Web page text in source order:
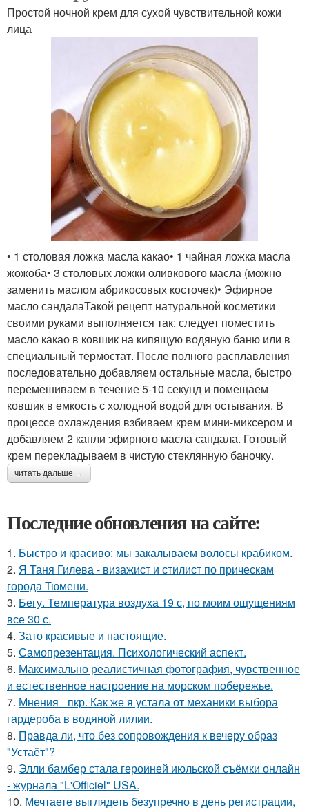
Простой ночной крем для сухой чувствительной кожи
лица
• 1 столовая ложка масла какао• 1 чайная ложка масла
жожоба• 3 столовых ложки оливкового масла (можно
заменить маслом абрикосовых косточек)• Эфирное
масло сандалаТакой рецепт натуральной косметики
своими руками выполняется так: следует поместить
масло какао в ковшик на кипящую водяную баню или в
специальный термостат. После полного расплавления
последовательно добавляем остальные масла, быстро
перемешиваем в течение 5-10 секунд и помещаем
ковшик в емкость с холодной водой для остывания. В
процессе охлаждения взбиваем крем мини-миксером и
добавляем 2 капли эфирного масла сандала. Готовый
крем перекладываем в чистую стеклянную баночку.
читать дальше →
Последние обновления на сайте:
1. Быстро и красиво: мы закалываем волосы крабиком.
2. Я Таня Гилева - визажист и стилист по прическам
города Тюмени.
3. Бегу. Температура воздуха 19 с, по моим ощущениям
все 30 с.
4. Зато красивые и настоящие.
5. Самопрезентация. Психологический аспект.
6. Максимально реалистичная фотография, чувственное
и естественное настроение на морском побережье.
7. Мнения_ пкр. Как же я устала от механики выбора
гардероба в водяной лилии.
8. Правда ли, что без сопровождения к вечеру образ
"Устаёт"?
9. Элли бамбер стала героиней июльской съёмки онлайн
- журнала "L'Officiel" USA.
10. Мечтаете выглядеть безупречно в день регистрации,